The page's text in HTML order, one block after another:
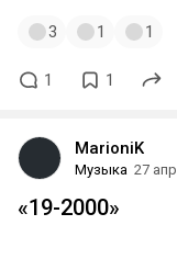
3 1 1
1 1
MarioniK
Музыка 27 апр
«19-2000»